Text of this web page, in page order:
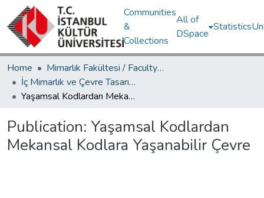
Communities
&
Collections
All of
DSpace
Statistics
Home
Mimarlık Fakültesi / Faculty of Architecture
İç Mimarlık ve Çevre Tasarımı Bölümü / Department of Interior Architecture and Environmental Design
Yaşamsal Kodlardan Mekansal Kodlara Yaşanabilir Çevre
Publication: Yaşamsal Kodlardan
Mekansal Kodlara Yaşanabilir Çevre